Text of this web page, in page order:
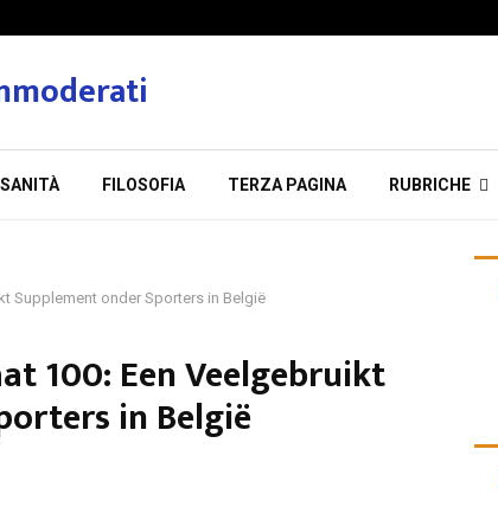
SANITÀ FILOSOFIA TERZA PAGINA RUBRICHE
Supplement onder Sporters in België
100: Een Veelgebruikt
in België